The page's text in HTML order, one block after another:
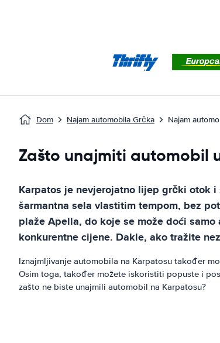
Dom Najam automobila Grčka Najam
Zašto unajmiti automobil
Karpatos je nevjerojatno lijep grčki otok
šarmantna sela vlastitim tempom, bez
plaže Apella, do koje se može doći
konkurentne cijene. Dakle, ako tražite
Iznajmljivanje automobila na Karpatosu također
Osim toga, također možete iskoristiti popuste i
zašto ne biste unajmili automobil na Karpatosu?